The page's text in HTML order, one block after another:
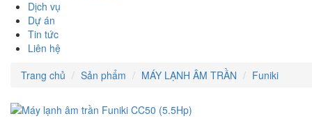
Dịch vụ
Dự án
Tin tức
Liên hệ
Trang chủ
Sản phẩm MÁY LẠNH ÂM TRẦN Funiki